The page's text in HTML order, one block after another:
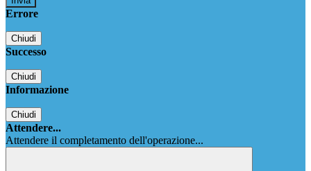
Errore
Chiudi
Successo
Chiudi
Informazione
Chiudi
Attendere...
Attendere il completamento dell'operazione...